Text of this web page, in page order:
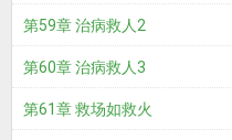
第59章 治病救人2
第60章 治病救人3
第61章 救场如救火